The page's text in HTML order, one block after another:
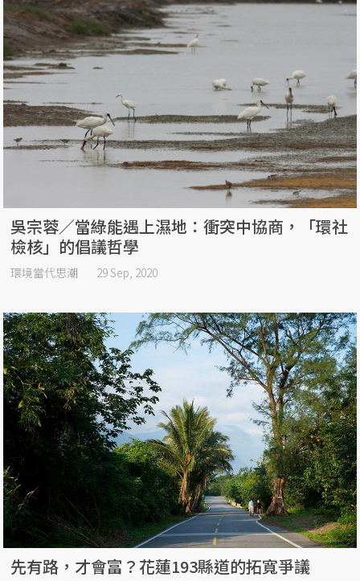
吳宗蓉／當綠能遇上濕地：衝突中協商，「環社
檢核」的倡議哲學
環境當代思潮 29 Sep, 2020
先有路，才會富？花蓮193縣道的拓寬爭議